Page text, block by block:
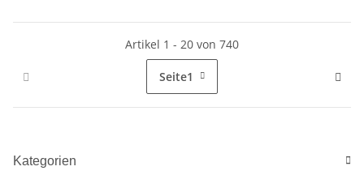
Artikel 1 - 20 von 740
Seite1
Kategorien